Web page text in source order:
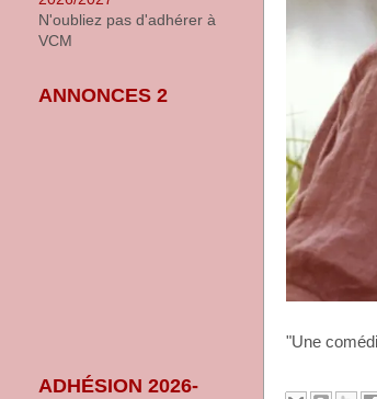
"Une
N'oubliez pas d'adhérer à
VCM
ANNONCES 2
ADHÉSION 2026-